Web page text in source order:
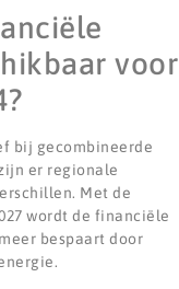
voor
bij gecombineerde
er regionale
Met de
wordt de financiële
bespaart door